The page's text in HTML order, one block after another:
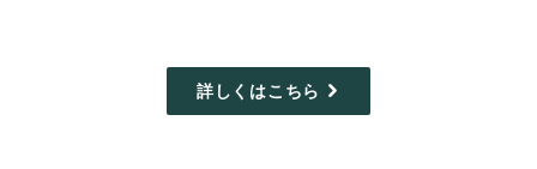
詳しくはこちら